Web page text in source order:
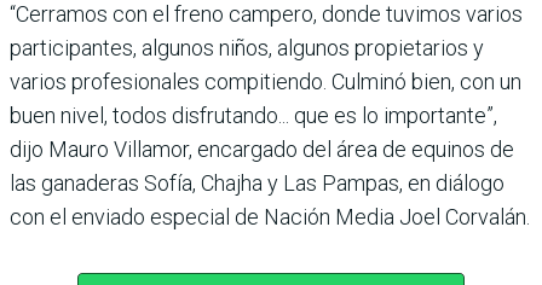
“Cerramos con el freno campero, donde tuvimos varios
participantes, algunos niños, algunos propietarios y
varios profesionales compitiendo. Culminó bien, con un
buen nivel, todos disfrutando... que es lo importante”,
dijo Mauro Villamor, encargado del área de equinos de
las ganaderas Sofía, Chajha y Las Pampas, en diálogo
con el enviado especial de Nación Media Joel Corvalán.